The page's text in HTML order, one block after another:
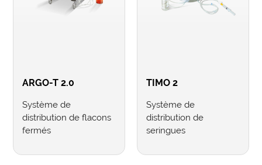
ARGO-T 2.0
Système de
distribution de flacons
fermés
TIMO 2
Système de
distribution de
seringues